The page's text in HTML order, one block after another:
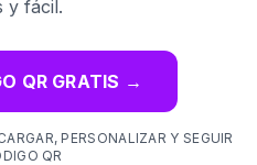
y fácil.
QR GRATIS →
PERSONALIZAR Y SEGUIR
QR